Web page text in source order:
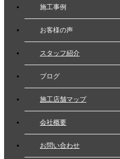
施工事例
お客様の声
スタッフ紹介
ブログ
施工店舗マップ
会社概要
お問い合わせ